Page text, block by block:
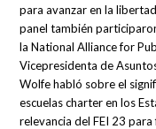
para avanzar en la
panel también
la National Alliance for
Vicepresidenta de
Wolfe habló sobre el
escuelas charter en los
relevancia del FEI 23